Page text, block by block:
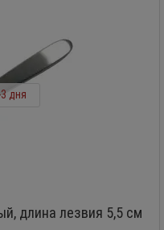
дня
длина лезвия 5,5 см